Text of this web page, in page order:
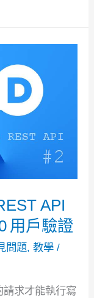
API
用戶驗證
問題, 教學/
請求才能執行寫